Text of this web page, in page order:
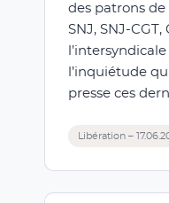
des patrons de
SNJ, SNJ-CGT,
l’inquiétude
presse ces
Libération –